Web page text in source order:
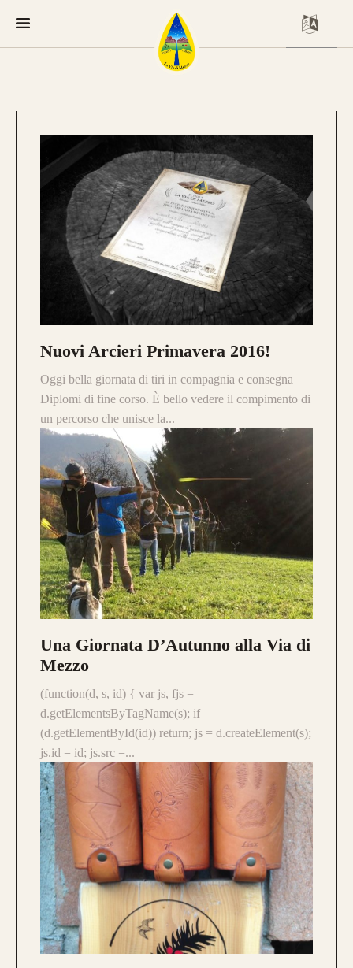
Nuovi Arcieri Primavera 2016!
Oggi bella giornata di tiri in compagnia e consegna
Diplomi di fine corso. È bello vedere il compimento di
un percorso che unisce la...
Una Giornata D’Autunno alla Via di
Mezzo
(function(d, s, id) { var js, fjs =
d.getElementsByTagName(s); if
(d.getElementById(id)) return; js = d.createElement(s);
js.id = id; js.src =...